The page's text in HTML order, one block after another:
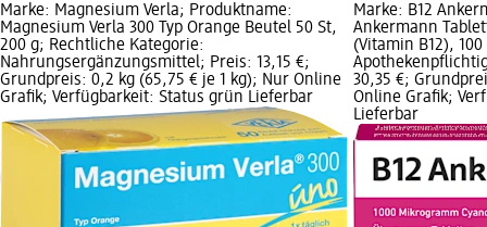
Marke: Magnesium Verla; Produktname:
Magnesium Verla 300 Typ Orange Beutel 50 St,
200 g; Rechtliche Kategorie:
Nahrungsergänzungsmittel; Preis: 13,15 €;
Grundpreis: 0,2 kg (65,75 € je 1 kg); Nur Online
Grafik; Verfügbarkeit: Status grün Lieferbar
Marke: B12
Ankermann
(Vitamin B12),
30,35 €;
Online Grafik;
Lieferbar